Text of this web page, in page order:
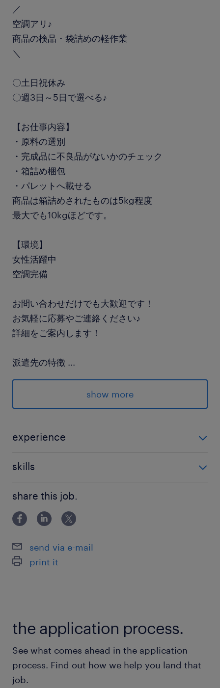
／
空調アリ♪
商品の検品・袋詰めの軽作業
＼
〇土日祝休み
〇週3日～5日で選べる♪
【お仕事内容】
・原料の選別
・完成品に不良品がないかのチェック
・箱詰め梱包
・パレットへ載せる
商品は箱詰めされたものは5kg程度
最大でも10kgほどです。
【環境】
女性活躍中
空調完備
お問い合わせだけでも大歓迎です！
お気軽に応募やご連絡ください♪
詳細をご案内します！
派遣先の特徴 ...
お菓子などの食品加工・販売している会社です♪
常磐線／牛久駅（車15分）
シフト制
月～金の中で週3日～5日のシフト制
8:00-17:00（実働7時間55分・休憩65分）
※休憩時間：お昼休憩50分、15時～15分
show more
experience
活かせる職場です！ ☆ーーーーーーーーーーーーーー
スタッドと一緒に充実したライフワークに！ ■面
skills
share this job.
send via e-mail
print it
the application process.
See what comes ahead in the application
process. Find out how we help you land that
job.